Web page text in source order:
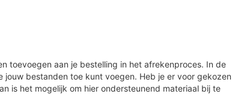
toevoegen aan je bestelling in het afrekenproces. In de
bestanden toe kunt voegen. Heb je er voor gekozen
is het mogelijk om hier ondersteunend materiaal bij te